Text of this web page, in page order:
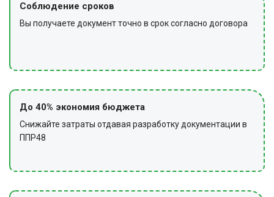
Соблюдение сроков
Вы получаете документ точно в срок согласно договора
До 40% экономия бюджета
Снижайте затраты отдавая разработку документации в
ППР48